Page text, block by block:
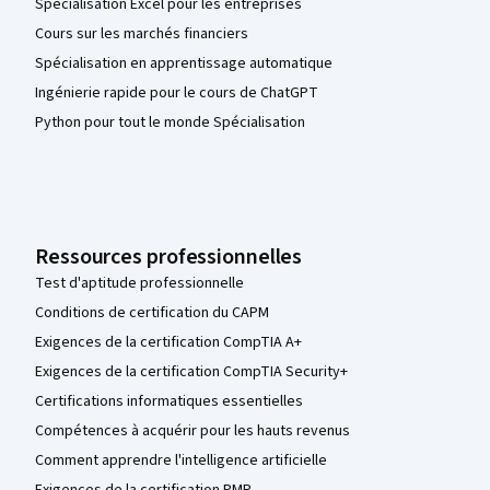
Spécialisation Excel pour les entreprises
Cours sur les marchés financiers
Spécialisation en apprentissage automatique
Ingénierie rapide pour le cours de ChatGPT
Python pour tout le monde Spécialisation
Ressources professionnelles
Test d'aptitude professionnelle
Conditions de certification du CAPM
Exigences de la certification CompTIA A+
Exigences de la certification CompTIA Security+
Certifications informatiques essentielles
Compétences à acquérir pour les hauts revenus
Comment apprendre l'intelligence artificielle